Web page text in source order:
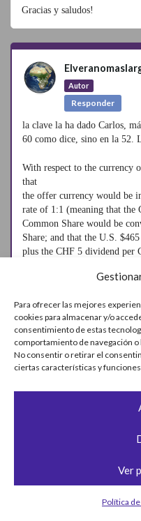
Para ofrecer las mejores
cookies para almacenar y/o
consentimiento de estas
comportamiento de navegación
No consentir o retirar el
ciertas características y
Ver
Política
Gracias y saludos!
Autor
Responder
la clave la ha dado Carlos,
60 como dice, sino en la 52.
With respect to the currency
that
the offer currency would be
rate of 1:1 (meaning that the
Common Share would be
Share; and that the U.S.
plus the CHF 5 dividend per
exchange rates). In
possible, as part of that
implement, at ChemChina’s
Me resulta difícil de creer
estuvieran redondeando a
un 8% menos.
que rebaja la rentabilidad
de la doble retención de los